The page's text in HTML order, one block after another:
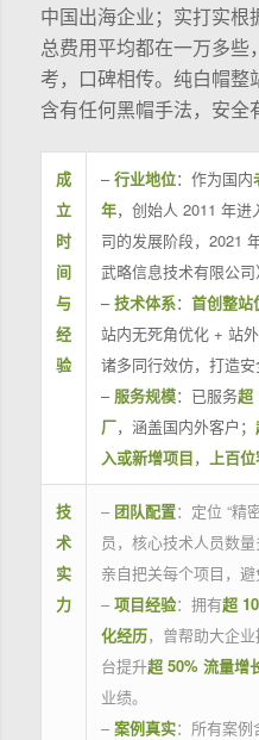
中国出海企业；实打实
总费用平均都在一万多
考，口碑相传。纯白帽整
含有任何黑帽手法，安全
成
立
时
间
与
经
验
–行业地位：作为国内
年，创始人 2011 年进
司的发展阶段，2021
武略信息技术有限公
–技术体系： 首创整站
站内无死角优化 + 站
诸多同行效仿，打造安
– 服务规模：已服务超
厂，涵盖国内外客户；
入或新增项目， 上百
技
术
实
力
– 团队配置：定位 “精
员，核心技术人员数
亲自把关每个项目，避
– 项目经验：拥有超
化经历，曾帮助大企
台提升超 50% 流量增
业绩。
– 案例真实：所有案例